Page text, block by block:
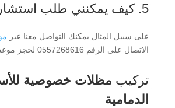
5. كيف يمكنني طلب استشارة مجانية؟
على سبيل المثال يمكنك التواصل معنا عبر
الاتصال على الرقم 0557268616 لحجز موعد استشارة مجانية.
تركيب مظلات خصوصية
الدمامية